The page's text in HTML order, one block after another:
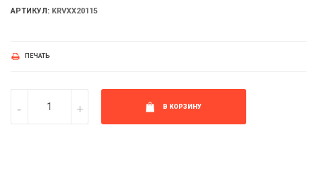
АРТИКУЛ: KRVXX20115
ПЕЧАТЬ
В КОРЗИНУ